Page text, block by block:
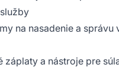
na nasadenie a správu
záplaty a nástroje pre